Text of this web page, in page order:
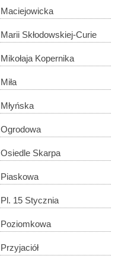
Maciejowicka
Marii Skłodowskiej-Curie
Mikołaja Kopernika
Miła
Młyńska
Ogrodowa
Osiedle Skarpa
Piaskowa
Pl. 15 Stycznia
Poziomkowa
Przyjaciół